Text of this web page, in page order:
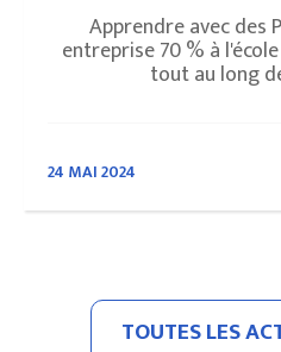
Apprendre avec des
entreprise 70 % à
tout au long
24 MAI 2024
TOUTES LES